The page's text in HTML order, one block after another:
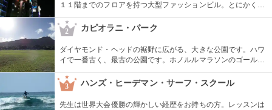
１１階までのフロアを持つ大型ファッションビル。とにかく品
揃えが豊富なので見て回るのも大変！そんな時は、８階と９階
はフードコートになっているので、休憩しながらも出来て
Good！９階から１１階には映画館も入っているので、韓国語
での映画も楽しめます。
2 カピオラニ・パーク
ダイヤモンド・ヘッドの裾野に広がる、大きな公園です。ハワ
イで一番古く、最古の公園です。ホノルルマラソンのゴール地
点としても有名ですね。ハワイ王朝最後の王カラカウアによっ
て、クイーン・カピオラニの名前が冠せられました。
3 ハンズ・ヒーデマン・サーフ・スクール
先生は世界大会優勝の輝かしい経歴をお持ちの方。レッスンは